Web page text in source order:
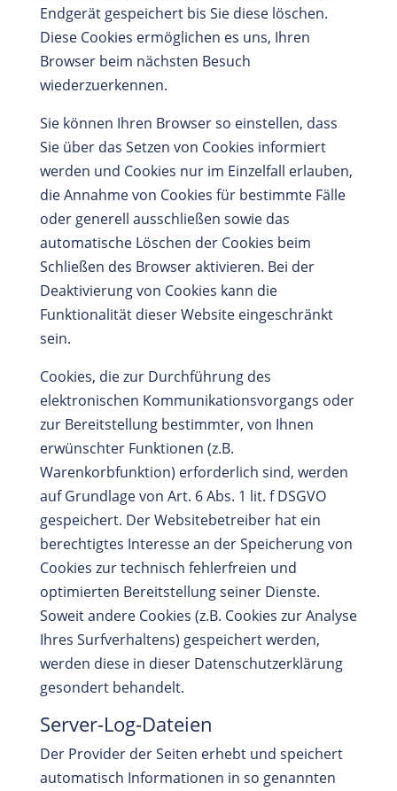
Endgerät gespeichert bis Sie diese löschen.
Diese Cookies ermöglichen es uns, Ihren
Browser beim nächsten Besuch
wiederzuerkennen.
Sie können Ihren Browser so einstellen, dass
Sie über das Setzen von Cookies informiert
werden und Cookies nur im Einzelfall erlauben,
die Annahme von Cookies für bestimmte Fälle
oder generell ausschließen sowie das
automatische Löschen der Cookies beim
Schließen des Browser aktivieren. Bei der
Deaktivierung von Cookies kann die
Funktionalität dieser Website eingeschränkt
sein.
Cookies, die zur Durchführung des
elektronischen Kommunikationsvorgangs oder
zur Bereitstellung bestimmter, von Ihnen
erwünschter Funktionen (z.B.
Warenkorbfunktion) erforderlich sind, werden
auf Grundlage von Art. 6 Abs. 1 lit. f DSGVO
gespeichert. Der Websitebetreiber hat ein
berechtigtes Interesse an der Speicherung von
Cookies zur technisch fehlerfreien und
optimierten Bereitstellung seiner Dienste.
Soweit andere Cookies (z.B. Cookies zur Analyse
Ihres Surfverhaltens) gespeichert werden,
werden diese in dieser Datenschutzerklärung
gesondert behandelt.
Server-Log-Dateien
Der Provider der Seiten erhebt und speichert
automatisch Informationen in so genannten